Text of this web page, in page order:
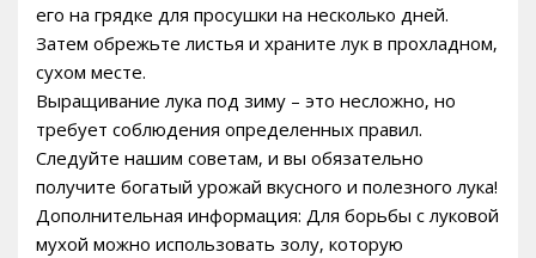
его на грядке для просушки на несколько дней.
Затем обрежьте листья и храните лук в прохладном‚
сухом месте.
Выращивание лука под зиму – это несложно‚ но
требует соблюдения определенных правил.
Следуйте нашим советам‚ и вы обязательно
получите богатый урожай вкусного и полезного лука!
Дополнительная информация: Для борьбы с луковой
мухой можно использовать золу‚ которую